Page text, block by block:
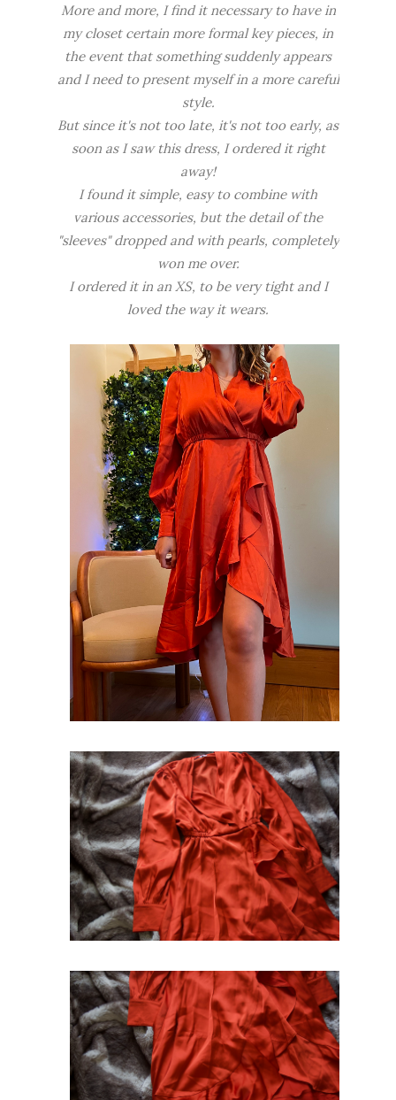
More and more, I find it necessary to have in
my closet certain more formal key pieces, in
the event that something suddenly appears
and I need to present myself in a more careful
style.
But since it's not too late, it's not too early, as
soon as I saw this dress, I ordered it right
away!
I found it simple, easy to combine with
various accessories, but the detail of the
"sleeves" dropped and with pearls, completely
won me over.
I ordered it in an XS, to be very tight and I
loved the way it wears.